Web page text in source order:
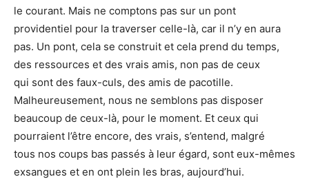
le courant. Mais ne comptons pas sur un pont
providentiel pour la traverser celle-là, car il n’y en aura
pas. Un pont, cela se construit et cela prend du temps,
des ressources et des vrais amis, non pas de ceux
qui sont des faux-culs, des amis de pacotille.
Malheureusement, nous ne semblons pas disposer
beaucoup de ceux-là, pour le moment. Et ceux qui
pourraient l’être encore, des vrais, s’entend, malgré
tous nos coups bas passés à leur égard, sont eux-mêmes
exsangues et en ont plein les bras, aujourd’hui.